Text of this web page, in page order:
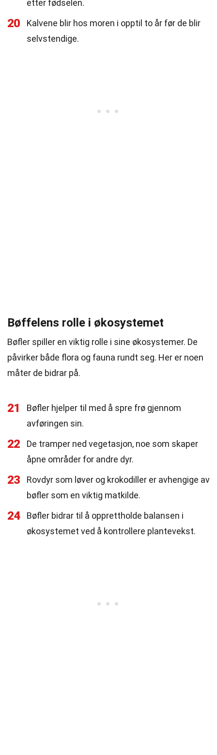
etter fødselen.
20
Kalvene blir hos moren i opptil to år før de blir
selvstendige.
Bøffelens rolle i økosystemet
Bøfler spiller en viktig rolle i sine økosystemer. De
påvirker både flora og fauna rundt seg. Her er noen
måter de bidrar på.
21
Bøfler hjelper til med å spre frø gjennom
avføringen sin.
22
De tramper ned vegetasjon, noe som skaper
åpne områder for andre dyr.
23
Rovdyr som løver og krokodiller er avhengige av
bøfler som en viktig matkilde.
24
Bøfler bidrar til å opprettholde balansen i
økosystemet ved å kontrollere plantevekst.